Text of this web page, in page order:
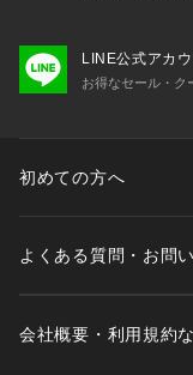
LINE公式アカウ
お得なセール・ク
初めての方へ
よくある質問・お問
会社概要・利用規約